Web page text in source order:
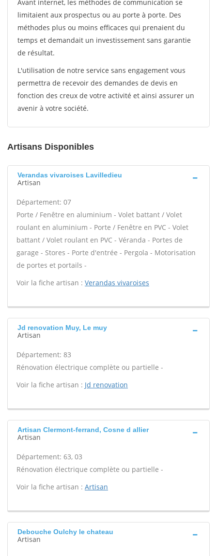
Avant internet, les méthodes de communication se
limitaient aux prospectus ou au porte à porte. Des
méthodes plus ou moins efficaces qui prenaient du
temps et demandait un investissement sans garantie
de résultat.
L'utilisation de notre service sans engagement vous
permettra de recevoir des demandes de devis en
fonction des creux de votre activité et ainsi assurer un
avenir à votre société.
Artisans Disponibles
Verandas vivaroises Lavilledieu
Artisan
Département: 07
Porte / Fenêtre en aluminium - Volet battant / Volet
roulant en aluminium - Porte / Fenêtre en PVC - Volet
battant / Volet roulant en PVC - Véranda - Portes de
garage - Stores - Porte d'entrée - Pergola - Motorisation
de portes et portails -
Voir la fiche artisan : Verandas vivaroises
Jd renovation Muy, Le muy
Artisan
Département: 83
Rénovation électrique complète ou partielle -
Voir la fiche artisan : Jd renovation
Artisan Clermont-ferrand, Cosne d allier
Artisan
Département: 63, 03
Rénovation électrique complète ou partielle -
Voir la fiche artisan : Artisan
Debouche Oulchy le chateau
Artisan